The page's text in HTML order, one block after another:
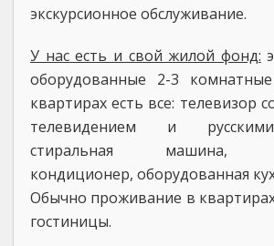
экскурсионное обслуживание.
У нас есть и свой жилой фонд:
оборудованные 2-3
квартирах есть все: телевизор
телевидением и
стиральная машина,
кондиционер, оборудованная
Обычно проживание в
гостиницы.